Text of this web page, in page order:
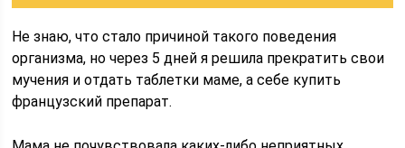
Не знаю, что стало причиной такого поведения
организма, но через 5 дней я решила прекратить свои
мучения и отдать таблетки маме, а себе купить
французский препарат.